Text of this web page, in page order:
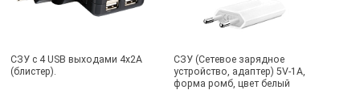
СЗУ с 4 USB выходами 4х2А
(блистер).
СЗУ (Cетевое зарядное
устройство, адаптер) 5V-1A,
форма ромб, цвет белый